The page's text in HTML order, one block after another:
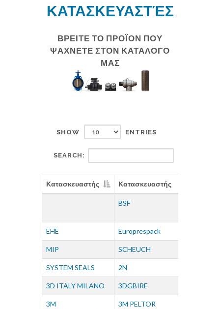
ΚΑΤΑΣΚΕΥΑΣΤΈΣ
ΒΡΕΙΤΕ ΤΟ ΠΡΟΪΟΝ ΠΟΥ
ΨΑΧΝΕΤΕ ΣΤΟΝ ΚΑΤΑΛΟΓΟ
ΜΑΣ
SHOW ENTRIES
SEARCH:
Κατασκευαστής Κατασκευαστής
BSF
EHE Europrespack
MIP SCHEUCH
SYSTEM SEALS 2N
3D ITALY MILANO 3DGBIRE
3M
3M PELTOR